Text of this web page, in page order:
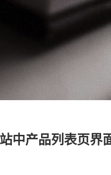
中产品列表页界